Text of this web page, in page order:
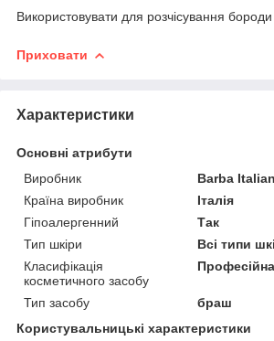
Використовувати для розчісування бороди
Приховати
Характеристики
Основні атрибути
Виробник
Barba
Країна виробник
Італія
Гіпоалергенний
Так
Тип шкіри
Всі типи
Класифікація
косметичного засобу
Професійна
Тип засобу
браш
Користувальницькі характеристики